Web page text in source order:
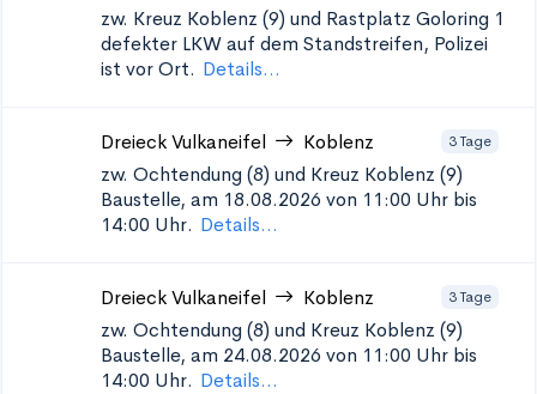
zw. Kreuz Koblenz (9) und Rastplatz Goloring 1
defekter LKW auf dem Standstreifen, Polizei
ist vor Ort. Details...
Dreieck Vulkaneifel Koblenz 3 Tage
zw. Ochtendung (8) und Kreuz Koblenz (9)
Baustelle, am 18.08.2026 von 11:00 Uhr bis
14:00 Uhr. Details...
Dreieck Vulkaneifel Koblenz 3 Tage
zw. Ochtendung (8) und Kreuz Koblenz (9)
Baustelle, am 24.08.2026 von 11:00 Uhr bis
14:00 Uhr. Details...